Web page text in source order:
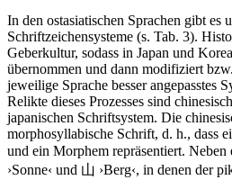
In den ostasiatischen Sprachen gibt es
Schriftzeichensysteme (s. Tab. 3).
Geberkultur, sodass in Japan und
übernommen und dann modifiziert
jeweilige Sprache besser angepasstes
Relikte dieses Prozesses sind
japanischen Schriftsystem. Die
morphosyllabische Schrift, d. h., dass
und ein Morphem repräsentiert.
›Sonne‹ und 山 ›Berg‹, in denen der